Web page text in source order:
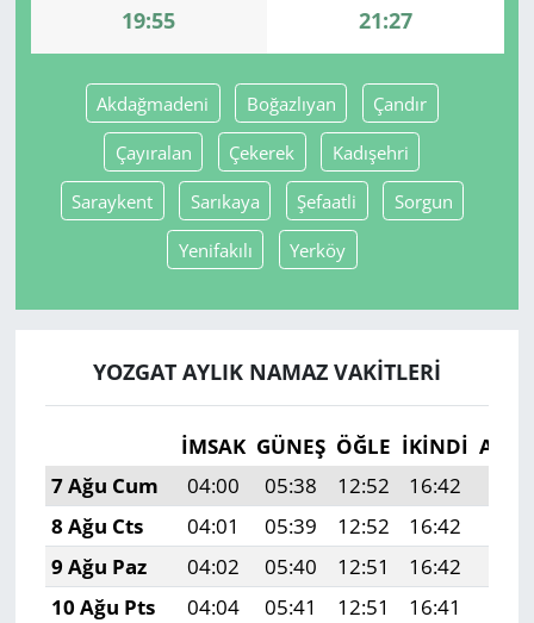
19:55 21:27
Akdağmadeni Boğazlıyan Çandır
Çayıralan Çekerek Kadışehri
Saraykent Sarıkaya Şefaatli Sorgun
Yenifakılı Yerköy
YOZGAT AYLIK NAMAZ VAKITLERI
İMSAK GÜNEŞ ÖĞLE İKINDI
7 Ağu Cum
04:00 05:38 12:52 16:42
8 Ağu Cts
04:01 05:39 12:52 16:42
9 Ağu Paz
04:02 05:40 12:51 16:42
10 Ağu Pts
04:04 05:41 12:51 16:41
Yerel